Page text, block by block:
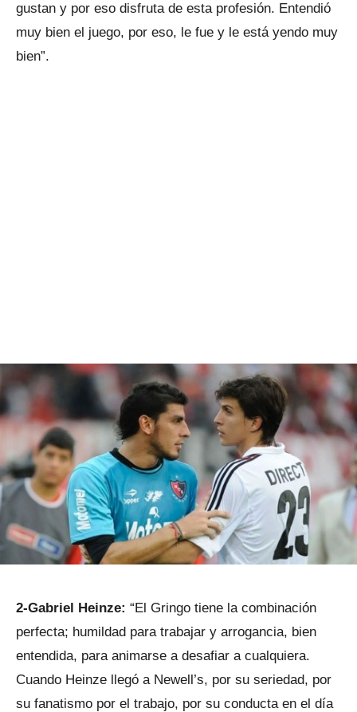
gustan y por eso disfruta de esta profesión. Entendió
muy bien el juego, por eso, le fue y le está yendo muy
bien”.
2-Gabriel Heinze: “El Gringo tiene la combinación
perfecta; humildad para trabajar y arrogancia, bien
entendida, para animarse a desafiar a cualquiera.
Cuando Heinze llegó a Newell’s, por su seriedad, por
su fanatismo por el trabajo, por su conducta en el día